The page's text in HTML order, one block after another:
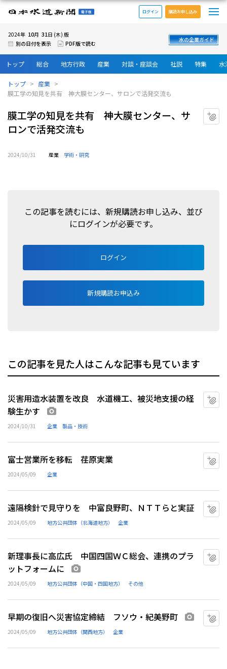
日本水道新聞 電子版
ログイン 購読お申し込み
2024年 10月 31 日 (木) 版
別の日付を表示
PDF版で読む
水の企業ガイド
トップ 総合 地方行政 産業 対談・座談会 社説 特集 水
トップ
産業
膜工学の知見を共有 神大膜センター、サロンで活発交流も
膜工学の知見を共有 神大膜センター、サ
ロンで活発交流も
2024/10/31 産業 学術・研究
この記事を読むには、新規購読お申し込み、並び
にログインが必要です。
ログイン
新規購読お申込み
この記事を見た人はこんな記事も見ています
災害用造水装置を改良 水道機工、被災地支援の経
験生かす
2024/10/31 企業 製品・技術
富士営業所を移転 荏原実業
2024/05/09 企業
遠隔検針で見守りを 中富良野町、ＮＴＴらと実証
2024/05/09 地方公共団体（北海道地方） 企業
新理事長に高広氏 中国四国ＷＣ総会、連携のプラ
ットフォームに
2024/05/09 地方公共団体（中国・四国地方） その他
早期の復旧へ災害協定締結 フソウ・紀美野町 画像あり
2024/05/09 地方公共団体（関西地方） 企業